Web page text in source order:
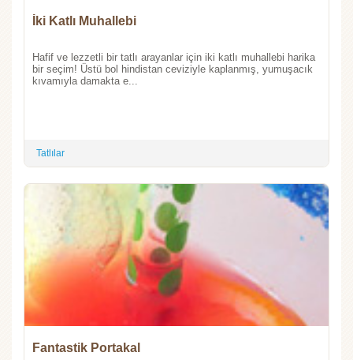
İki Katlı Muhallebi
Hafif ve lezzetli bir tatlı arayanlar için iki katlı muhallebi harika
bir seçim! Üstü bol hindistan ceviziyle kaplanmış, yumuşacık
kıvamıyla damakta e...
Tatlılar
Fantastik Portakal